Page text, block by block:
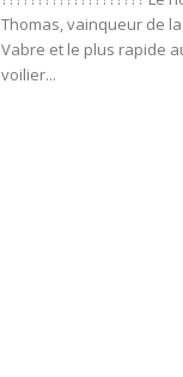
Thomas, vainqueur de
Vabre et le plus rapide
voilier...